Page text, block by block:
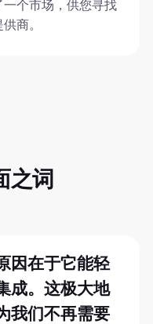
个市场，供您寻找
商。
之词
因在于它能轻
成。这极大地
我们不再需要